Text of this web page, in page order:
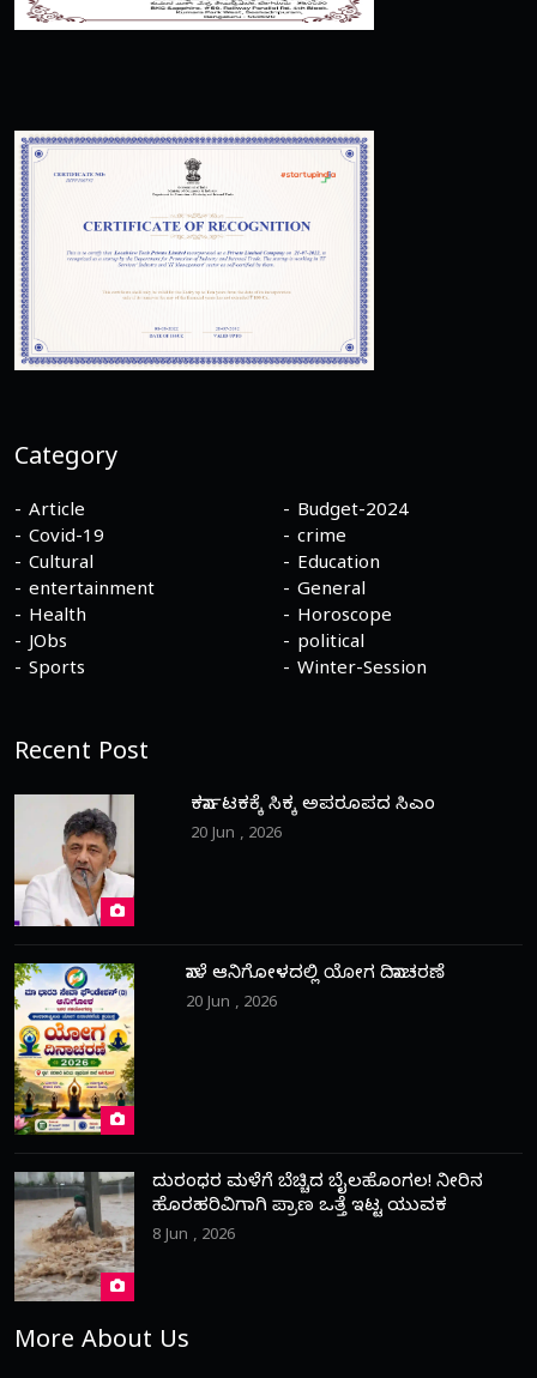
Category
Article
Budget-2024
Covid-19
crime
Cultural
Education
entertainment
General
Health
Horoscope
JObs
political
Sports
Winter-Session
Recent Post
ಕರ್ನಾಟಕಕ್ಕೆ ಸಿಕ್ಕ ಅಪರೂಪದ ಸಿಎಂ
20 Jun , 2026
ನಾಳೆ ಆನಿಗೋಳದಲ್ಲಿ ಯೋಗ ದಿನಾಚರಣೆ
20 Jun , 2026
ದುರಂಧರ ಮಳೆಗೆ ಬೆಚ್ಚಿದ ಬೈಲಹೊಂಗಲ! ನೀರಿನ
ಹೊರಹರಿವಿಗಾಗಿ ಪ್ರಾಣ ಒತ್ತೆ ಇಟ್ಟ ಯುವಕ
8 Jun , 2026
More About Us